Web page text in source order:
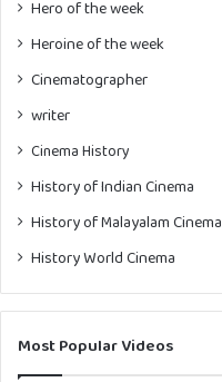
Hero of the week
Heroine of the week
Cinematographer
writer
Cinema History
History of Indian Cinema
History of Malayalam Cinema
History World Cinema
Most Popular Videos